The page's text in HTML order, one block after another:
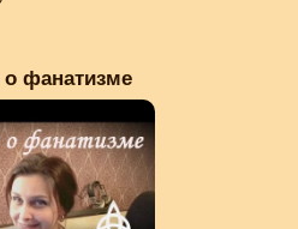
о фанатизме